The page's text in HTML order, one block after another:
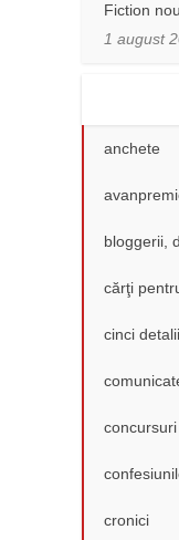
Fiction
1 august
anchete
bloggerii,
cărţi
cinci detalii
concursuri
cronici